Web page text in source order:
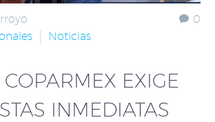
0
Noticias
COPARMEX EXIGE
INMEDIATAS